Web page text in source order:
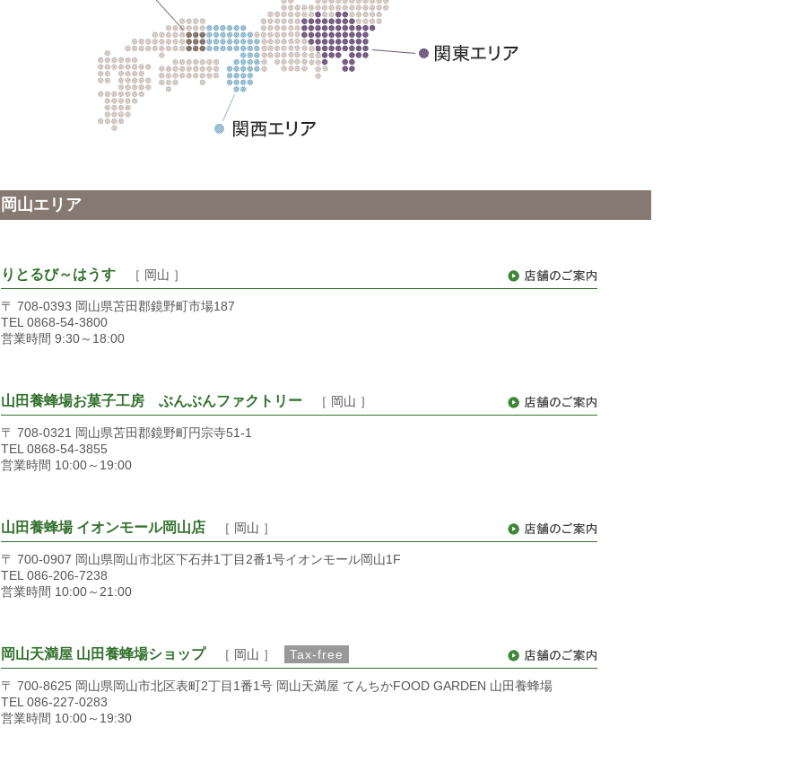
岡山エリア
りとるび～はうす ［ 岡山 ］
〒 708-0393 岡山県苫田郡鏡野町市場187
TEL 0868-54-3800
営業時間 9:30～18:00
山田養蜂場お菓子工房 ぶんぶんファクトリー ［ 岡山 ］
〒 708-0321 岡山県苫田郡鏡野町円宗寺51-1
TEL 0868-54-3855
営業時間 10:00～19:00
山田養蜂場 イオンモール岡山店 ［ 岡山 ］
〒 700-0907 岡山県岡山市北区下石井1丁目2番1号イオンモール岡山1F
TEL 086-206-7238
営業時間 10:00～21:00
岡山天満屋 山田養蜂場ショップ［ 岡山 ］ Tax-free
〒 700-8625 岡山県岡山市北区表町2丁目1番1号 岡山天満屋 てんちかFOOD GARDEN 山田養蜂場
TEL 086-227-0283
営業時間 10:00～19:30